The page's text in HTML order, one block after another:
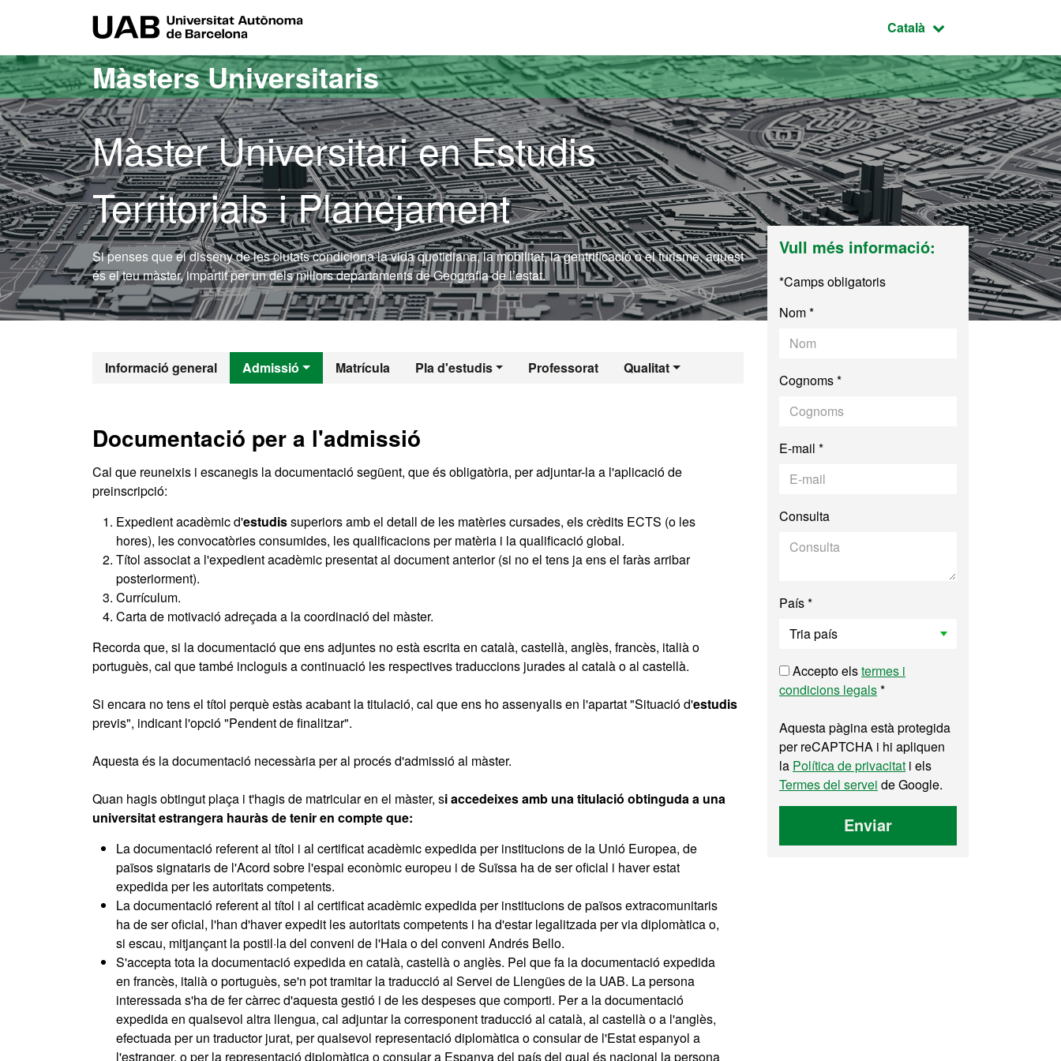
Idioma seleccionat:
Català
Màsters Universitaris
Màster Universitari en Estudis
Territorials i Planejament
Si penses que el disseny de les ciutats condiciona la vida quotidiana, la mobilitat, la gentrificació o el turisme, aquest
és el teu màster, impartit per un dels millors departaments de Geografia de l’estat.
Informació general Admissió Matrícula Pla d'estudis Professorat Qualitat
Màster Oficial - Estudis Territorials i Planejament
Documentació per a l'admissió
Cal que reuneixis i escanegis la documentació següent, que és obligatòria, per adjuntar-la a l'aplicació de
preinscripció:
Expedient acadèmic d'estudissuperiors amb el detall de les matèries cursades, els crèdits ECTS (o les
hores), les convocatòries consumides, les qualificacions per matèria i la qualificació global.
Títol associat a l'expedient acadèmic presentat al document anterior (si no el tens ja ens el faràs arribar
posteriorment).
Currículum.
Carta de motivació adreçada a la coordinació del màster.
Recorda que, si la documentació que ens adjuntes no està escrita en català, castellà, anglès, francès, italià o
portuguès, cal que també incloguis a continuació les respectives traduccions jurades al català o al castellà.
Si encara no tens el títol perquè estàs acabant la titulació, cal que ens ho assenyalis en l'apartat "Situació d'estudis
previs", indicant l'opció "Pendent de finalitzar".
Aquesta és la documentació necessària per al procés d'admissió al màster.
Quan hagis obtingut plaça i t'hagis de matricular en el màster, si accedeixes amb una titulació obtinguda a una
universitat estrangera hauràs de tenir en compte que:
La documentació referent al títol i al certificat acadèmic expedida per institucions de la Unió Europea, de
països signataris de l'Acord sobre l'espai econòmic europeu i de Suïssa ha de ser oficial i haver estat
expedida per les autoritats competents.
La documentació referent al títol i al certificat acadèmic expedida per institucions de països extracomunitaris
ha de ser oficial, l'han d'haver expedit les autoritats competents i ha d'estar legalitzada per via diplomàtica o,
si escau, mitjançant la postil·la del conveni de l'Haia o del conveni Andrés Bello.
S'accepta tota la documentació expedida en català, castellà o anglès. Pel que fa la documentació expedida
en francès, italià o portuguès, se'n pot tramitar la traducció al Servei de Llengües de la UAB. La persona
interessada s'ha de fer càrrec d'aquesta gestió i de les despeses que comporti. Per a la documentació
expedida en qualsevol altra llengua, cal adjuntar la corresponent traducció al català, al castellà o a l'anglès,
efectuada per un traductor jurat, per qualsevol representació diplomàtica o consular de l'Estat espanyol a
l'estranger, o per la representació diplomàtica o consular a Espanya del país del qual és nacional la persona
Vull més informació:
*Camps obligatoris
Nom *
Cognoms *
E-mail *
Consulta
País *
Accepto elstermes i
condicions legals*
Aquesta pàgina està protegida
per reCAPTCHA i hi apliquen
la Política de privacitat i els
Termes del servei de Google.
Enviar